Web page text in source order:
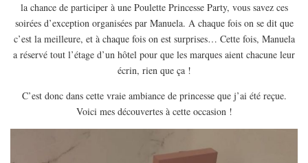
AMÉRIQUE
MEXIQUE
EUROPE
FRANCE
la chance de participer à une Poulette Princesse Party, vous savez ces
soirées d’exception organisées par Manuela. A chaque fois on se dit que
c’est la meilleure, et à chaque fois on est surprises… Cette fois, Manuela
a réservé tout l’étage d’un hôtel pour que les marques aient chacune leur
écrin, rien que ça !
C’est donc dans cette vraie ambiance de princesse que j’ai été reçue.
Voici mes découvertes à cette occasion !